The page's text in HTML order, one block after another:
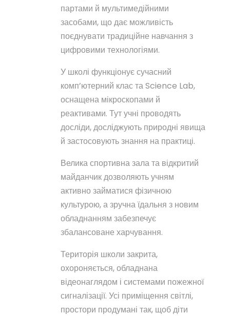
партами й мультимедійними
засобами, що дає можливість
поєднувати традиційне навчання з
цифровими технологіями.
У школі функціонує сучасний
комп’ютерний клас та Science Lab,
оснащена мікроскопами й
реактивами. Тут учні проводять
досліди, досліджують природні явища
й застосовують знання на практиці.
Велика спортивна зала та відкритий
майданчик дозволяють учням
активно займатися фізичною
культурою, а зручна їдальня з новим
обладнанням забезпечує
збалансоване харчування.
Територія школи закрита,
охороняється, обладнана
відеонаглядом і системами пожежної
сигналізації. Усі приміщення світлі,
простори продумані так, щоб діти